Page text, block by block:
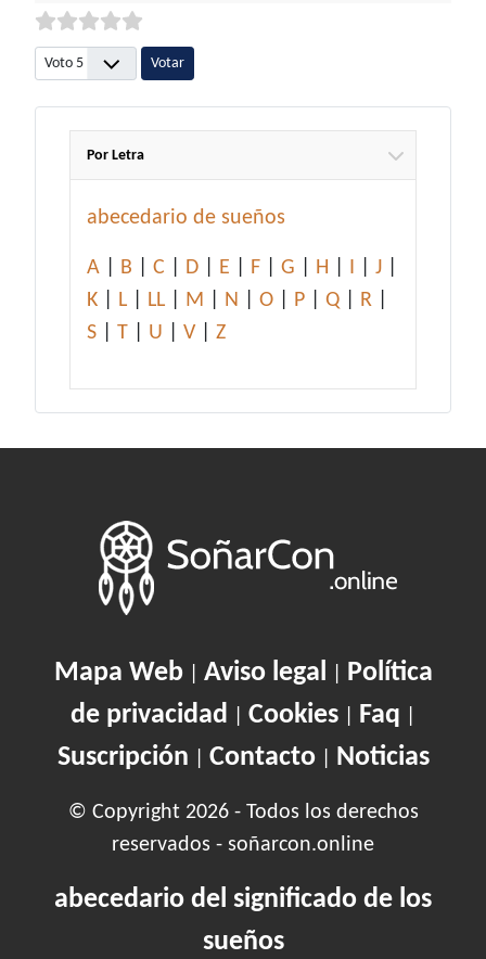
Por favor, vote
Por Letra
abecedario de sueños
A B C D E F G H I J
K
L LL M N O P Q R
S
T U V Z
Mapa Web| Aviso legal
Política
de privacidad
Cookies Faq
Suscripción Contacto| Noticias
© Copyright 2026 - Todos los derechos
reservados - soñarcon.online
abecedario del significado de los
sueños